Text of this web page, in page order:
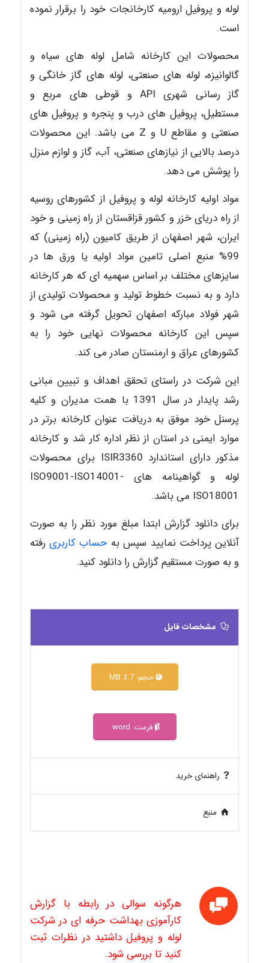
لوله و پروفیل ارومیه کارخانجات خود را برقرار نموده
است.
محصولات این کارخانه شامل لوله های سیاه و
گالوانیزه، لوله های صنعتی، لوله های گاز خانگی و
گاز رسانی شهری API و قوطی های مربع و
مستطیل، پروفیل های درب و پنجره و پروفیل های
صنعتی و مقاطع U و Z می باشد. این محصولات
درصد بالایی از نیازهای صنعتی، آب، گاز و لوازم منزل
را پوشش می دهد.
مواد اولیه کارخانه لوله و پروفیل از کشورهای روسیه
از راه دریای خزر و کشور قزاقستان از راه زمینی و خود
ایران، شهر اصفهان از طریق کامیون (راه زمینی) که
99% منبع اصلی تامین مواد اولیه یا ورق ها در
سایزهای مختلف بر اساس سهمیه ای که هر کارخانه
دارد و به نسبت خطوط تولید و محصولات تولیدی از
شهر فولاد مبارکه اصفهان تحویل گرفته می شود و
سپس این کارخانه محصولات نهایی خود را به
کشورهای عراق و ارمنستان صادر می کند.
این شرکت در راستای تحقق اهداف و تبیین مبانی
رشد پایدار در سال 1391 با همت مدیران و کلیه
پرسنل خود موفق به دریافت عنوان کارخانه برتر در
موارد ایمنی در استان از نظر اداره کار شد و کارخانه
مذکور دارای استاندارد ISIR3360 برای محصولات
لوله و گواهینامه های ISO9001-ISO14001-
ISO18001 می باشد.
برای دانلود گزارش ابتدا مبلغ مورد نظر را به صورت
آنلاین پرداخت نمایید سپس به حساب کاربریرفته
و به صورت مستقیم گزارش را دانلود کنید.
مشخصات فایل
حجم: 3.7 MB
فرمت: word
راهنمای خرید
منبع
هرگونه سوالی در رابطه با گزارش
کارآموزی بهداشت حرفه ای در شرکت
لوله و پروفیل داشتید در نظرات ثبت
کنید تا بررسی شود.